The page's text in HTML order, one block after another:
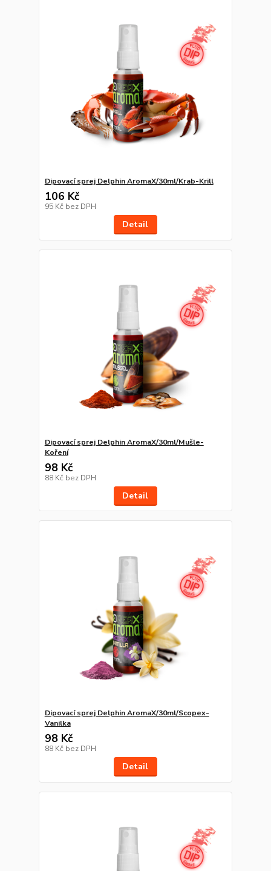
Dipovací sprej Delphin AromaX/30ml/Krab-Krill
106 Kč
95 Kč bez DPH
Detail
Dipovací sprej Delphin AromaX/30ml/Mušle-
Koření
98 Kč
88 Kč bez DPH
Detail
Dipovací sprej Delphin AromaX/30ml/Scopex-
Vanilka
98 Kč
88 Kč bez DPH
Detail